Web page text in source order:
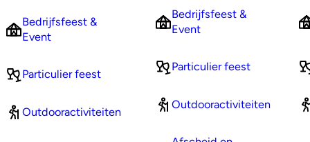
Bedrijfsfeest &
Event
Particulier feest
Outdooractiviteiten
Bedrijfsfeest &
Event
Particulier feest
Outdooractiviteiten